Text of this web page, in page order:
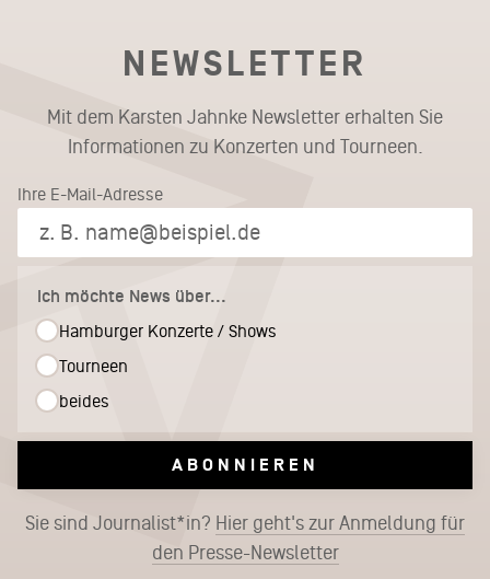
NEWSLETTER
Mit dem Karsten Jahnke Newsletter erhalten Sie
Informationen zu Konzerten und Tourneen.
Ihre E-Mail-Adresse
Ich möchte News über...
Hamburger Konzerte / Shows
Tourneen
beides
ABONNIEREN
Sie sind Journalist*in? Hier geht's zur Anmeldung für
den Presse-Newsletter